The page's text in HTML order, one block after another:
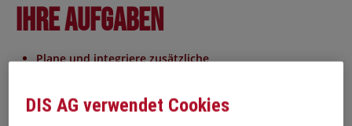
Ihre Aufgaben
Plane und integriere zusätzliche
Fertigungsstrukturen
Optimiere Layout, Materialfluss und
DIS AG verwendet Cookies